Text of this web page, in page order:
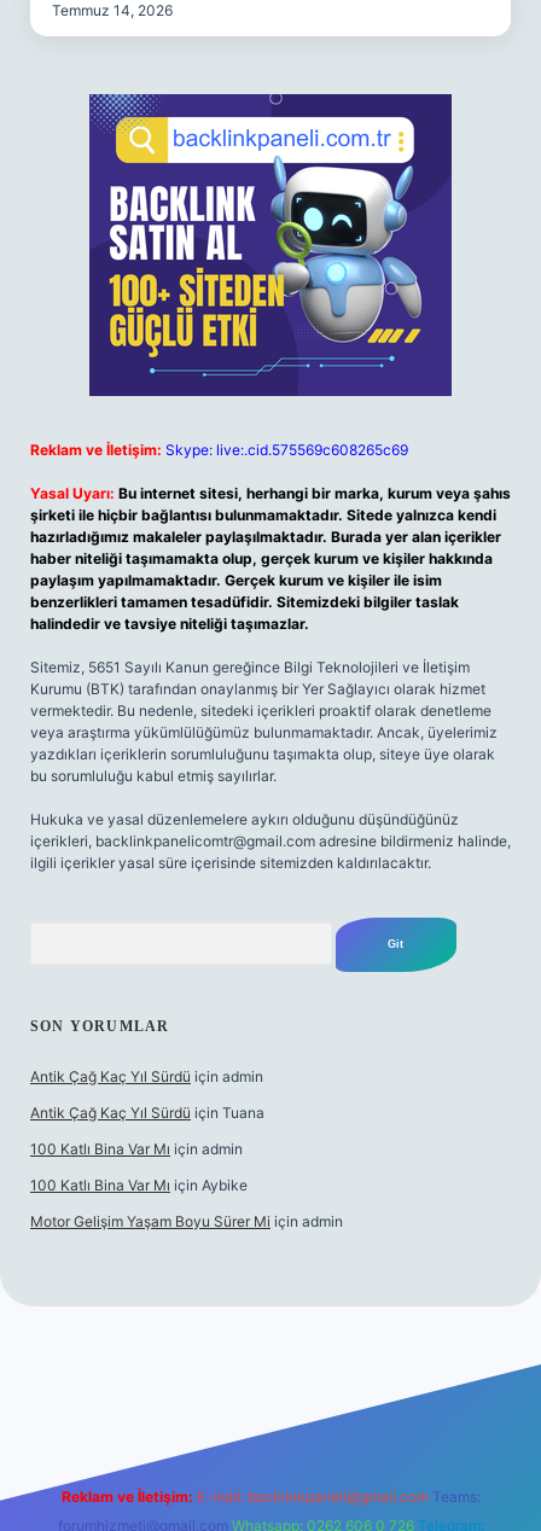
Temmuz 14, 2026
Reklam ve İletişim: Skype: live:.cid.575569c608265c69
Yasal Uyarı: Bu internet sitesi, herhangi bir marka, kurum veya şahıs
şirketi ile hiçbir bağlantısı bulunmamaktadır. Sitede yalnızca kendi
hazırladığımız makaleler paylaşılmaktadır. Burada yer alan içerikler
haber niteliği taşımamakta olup, gerçek kurum ve kişiler hakkında
paylaşım yapılmamaktadır. Gerçek kurum ve kişiler ile isim
benzerlikleri tamamen tesadüfidir. Sitemizdeki bilgiler taslak
halindedir ve tavsiye niteliği taşımazlar.
Sitemiz, 5651 Sayılı Kanun gereğince Bilgi Teknolojileri ve İletişim
Kurumu (BTK) tarafından onaylanmış bir Yer Sağlayıcı olarak hizmet
vermektedir. Bu nedenle, sitedeki içerikleri proaktif olarak denetleme
veya araştırma yükümlülüğümüz bulunmamaktadır. Ancak, üyelerimiz
yazdıkları içeriklerin sorumluluğunu taşımakta olup, siteye üye olarak
bu sorumluluğu kabul etmiş sayılırlar.
Hukuka ve yasal düzenlemelere aykırı olduğunu düşündüğünüz
içerikleri, backlinkpanelicomtr@gmail.com adresine bildirmeniz halinde,
ilgili içerikler yasal süre içerisinde sitemizden kaldırılacaktır.
SON YORUMLAR
Antik Çağ Kaç Yıl Sürdü için admin
Antik Çağ Kaç Yıl Sürdü için Tuana
100 Katlı Bina Var Mı için admin
100 Katlı Bina Var Mı için Aybike
Motor Gelişim Yaşam Boyu Sürer Mi için admin
Reklam ve İletişim: E-mail: backlinkpaneli@gmail.com Teams:
forumhizmeti@gmail.com Whatsapp: 0262 606 0 726 Telegram: